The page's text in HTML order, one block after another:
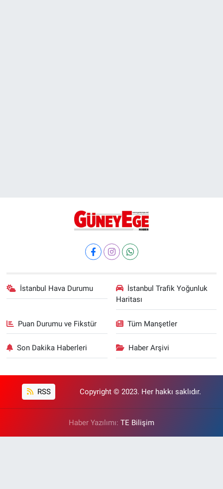
İstanbul Hava Durumu
İstanbul Trafik Yoğunluk
Haritası
Puan Durumu ve Fikstür Tüm Manşetler
Son Dakika Haberleri Haber Arşivi
RSS Copyright © 2023. Her hakkı saklıdır.
Haber Yazılımı: TE Bilişim